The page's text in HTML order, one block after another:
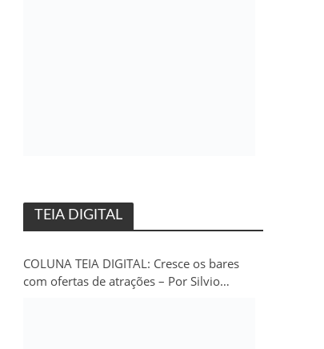
TEIA DIGITAL
COLUNA TEIA DIGITAL: Cresce os bares
com ofertas de atrações – Por Silvio